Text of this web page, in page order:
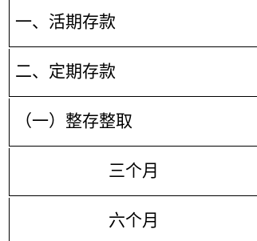
一、活期存款
二、定期存款
（一）整存整取
三个月
六个月